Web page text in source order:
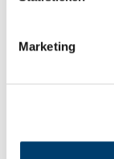
Marketing